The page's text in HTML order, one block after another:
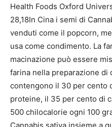
Health Foods Oxford
28,18In Cina i semi di
venduti come il popcorn,
usa come condimento. La
macinazione può essere
farina nella preparazione di
contengono il 30 per cento
proteine, il 35 per cento di
500 chilocalorie ogni 100